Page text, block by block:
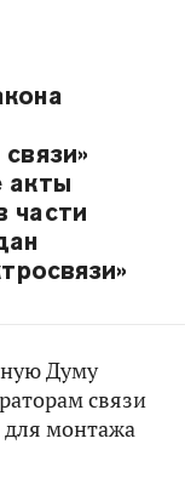
акты
части
Думу
связи
для монтажа